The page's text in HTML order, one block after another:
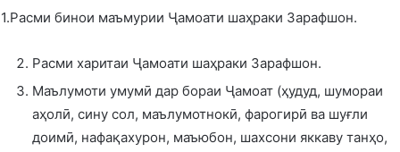
1.Расми бинои маъмурии Ҷамоати шаҳраки Зарафшон.
Расми харитаи Ҷамоати шаҳраки Зарафшон.
Маълумоти умумӣ дар бораи Ҷамоат (ҳудуд, шумораи
аҳолӣ, сину сол, маълумотнокӣ, фарогирӣ ва шуғли
доимӣ, нафақахурон, маъюбон, шахсони яккаву танҳо,